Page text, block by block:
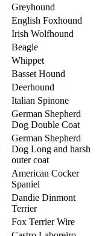
Greyhound
English Foxhound
Irish Wolfhound
Beagle
Whippet
Basset Hound
Deerhound
Italian Spinone
German Shepherd
Dog Double Coat
German Shepherd
Dog Long and harsh
outer coat
American Cocker
Spaniel
Dandie Dinmont
Terrier
Fox Terrier Wire